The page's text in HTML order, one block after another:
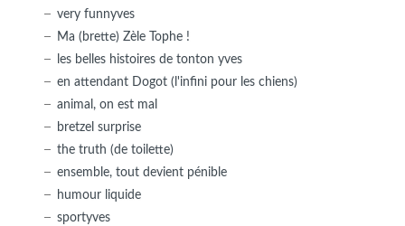
very funnyves
Ma (brette) Zèle Tophe !
les belles histoires de tonton yves
en attendant Dogot (l'infini pour les chiens)
animal, on est mal
bretzel surprise
the truth (de toilette)
ensemble, tout devient pénible
humour liquide
sportyves